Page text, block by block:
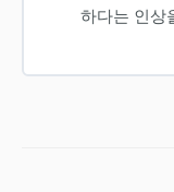
하다는 인상